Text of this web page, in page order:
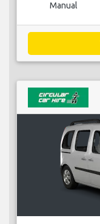
Manual